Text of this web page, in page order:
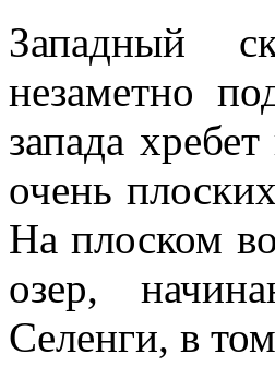
Западный
незаметно
запада
очень
На плоском
озер,
Селенги, в